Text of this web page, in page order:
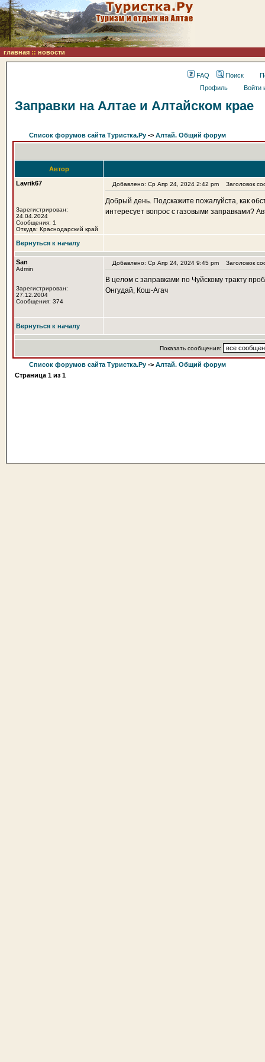
главная :: новости
FAQ Поиск
Профиль
Войти
Заправки на Алтае и Алтайском крае
Список форумов сайта Туристка.Ру -> Алтай. Общий форум
Автор
Lavrik67
Зарегистрирован:
24.04.2024
Сообщения: 1
Откуда: Краснодарский край
Добавлено: Ср Апр 24, 2024 2:42 pm Заголовок
Добрый день. Подскажите пожалуйста, как
интересует вопрос с газовыми заправками?
Вернуться к началу
San
Admin
Зарегистрирован:
27.12.2004
Сообщения: 374
Добавлено: Ср Апр 24, 2024 9:45 pm Заголовок
В целом с заправками по Чуйскому тракту
Онгудай, Кош-Агач
Вернуться к началу
Показать сообщения:
Список форумов сайта Туристка.Ру -> Алтай. Общий форум
Страница 1 из 1